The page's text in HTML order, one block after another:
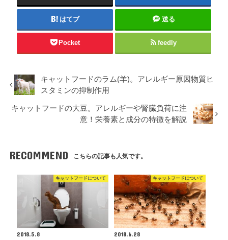
はてブ 送る
Pocket feedly
キャットフードのラム(羊)。アレルギー原因物質ヒ
スタミンの抑制作用
キャットフードの大豆。アレルギーや腎臓負荷に注
意！栄養素と成分の特徴を解説
RECOMMEND こちらの記事も人気です。
キャットフードについて
2018.5.8
キャットフードについて
2018.6.28